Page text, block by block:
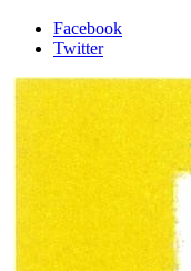
Facebook
Twitter